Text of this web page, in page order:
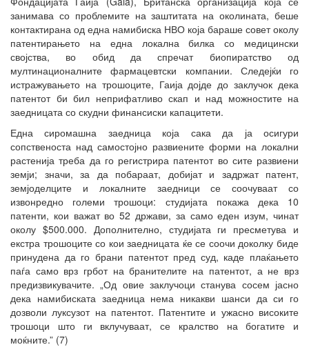
занимава со проблемите на заштитата на околината, беше
контактирана од една намибиска НВО која бараше совет околу
патентирањето на една локална билка со медицински
својства, во обид да спречат биопиратство од
мултинационалните фармацевтски компании. Следејќи го
истражувањето на трошоците, Гаија дојде до заклучок дека
патентот би бил неприфатливо скап и над можностите на
заедницата со скудни финансиски капацитети.
Една сиромашна заедница која сака да ја осигури
сопственоста над самостојно развиените форми на локални
растенија треба да го регистрира патентот во сите развиени
земји; значи, за да побараат, добијат и задржат патент,
земјоделците и локалните заедници се соочуваат со
извонредно големи трошоци: студијата покажа дека 10
патенти, кои важат во 52 држави, за само еден изум, чинат
околу $500.000. Дополнително, студијата ги пресметува и
екстра трошоците со кои заедницата ќе се соочи доколку биде
принудена да го брани патентот пред суд, каде плаќањето
паѓа само врз грбот на бранителите на патентот, а не врз
предизвикувачите. „Од овие заклучоци станува сосем јасно
дека намибиската заедница нема никакви шанси да си го
дозволи луксузот на патентот. Патентите и ужасно високите
трошоци што ги вклучуваат, се кралство на богатите и
моќните.” (7)